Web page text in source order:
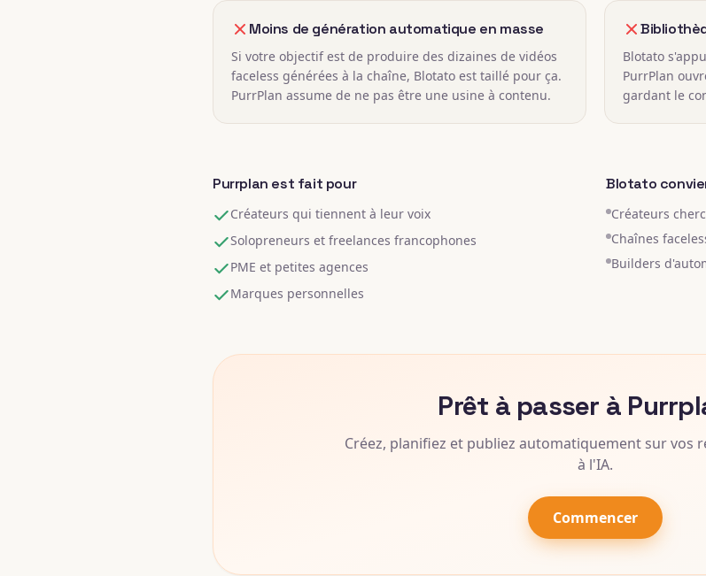
Moins de génération automatique en masse
Si votre objectif est de produire des dizaines de vidéos
faceless générées à la chaîne, Blotato est taillé pour ça.
PurrPlan assume de ne pas être une usine à contenu.
Blotato
PurrPlan
gardant le
Purrplan est fait pour
Créateurs qui tiennent à leur voix
Solopreneurs et freelances francophones
PME et petites agences
Marques personnelles
Blotato
Créateurs
Chaînes
Builders
Prêt à passer à
Créez, planifiez et publiez automatiquement sur vos
à l'IA.
Commencer